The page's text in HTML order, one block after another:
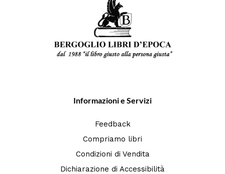
Informazioni e Servizi
Feedback
Compriamo libri
Condizioni di Vendita
Dichiarazione di Accessibilità